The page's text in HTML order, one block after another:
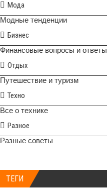
Мода
Модные тенденции
Бизнес
Финансовые вопросы и ответы
Отдых
Путешествие и туризм
Техно
Все о технике
Разное
Разные советы
ТЕГИ